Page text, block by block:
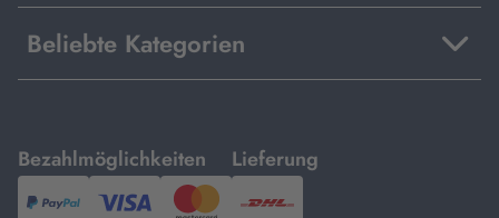
Beliebte Kategorien
Bezahlmöglichkeiten
mit
Lieferung
mit